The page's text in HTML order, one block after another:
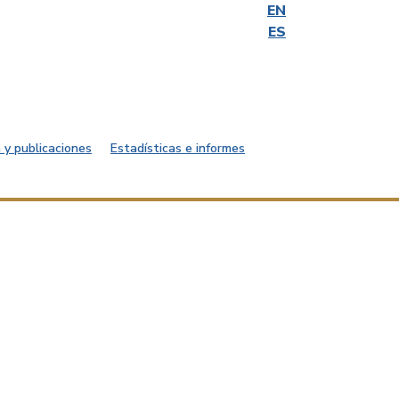
EN
ES
publicaciones Estadísticas e informes